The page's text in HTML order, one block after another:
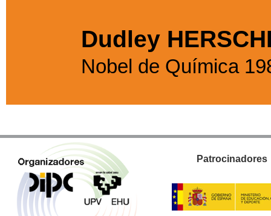
Dudley
Nobel de Química
Patrocinadores